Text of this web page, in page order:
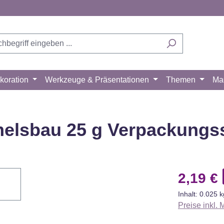
Werkzeuge & Präsentationen Themen
25 g
Ihre
das
2,19 €
Inhalt: 0.025
Preise inkl.